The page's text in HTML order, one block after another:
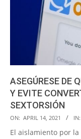
ASEGÚRESE DE
Y EVITE
SEXTORSIÓN
2021-
04-
ON: APRIL 14, 2021 IN:
El aislamiento por